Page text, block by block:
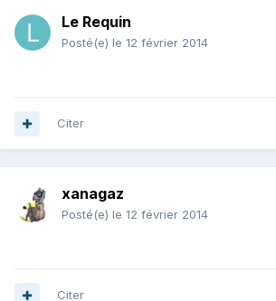
Le Requin
Posté(e) le 12 février 2014
Citer
xanagaz
Posté(e) le 12 février 2014
Citer